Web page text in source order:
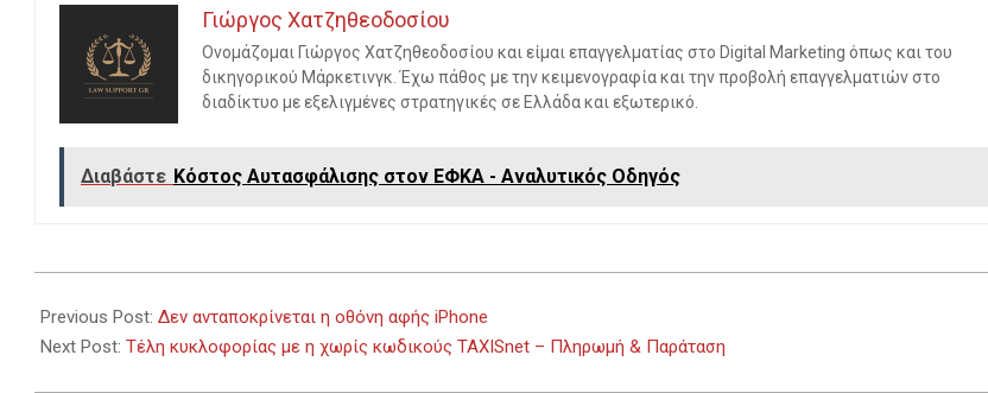
Γιώργος Χατζηθεοδοσίου
Ονομάζομαι Γιώργος Χατζηθεοδοσίου και είμαι επαγγελματίας στο Digital Marketing όπως και του
δικηγορικού Μάρκετινγκ. Έχω πάθος με την κειμενογραφία και την προβολή επαγγελματιών στο
διαδίκτυο με εξελιγμένες στρατηγικές σε Ελλάδα και εξωτερικό.
Διαβάστε Κόστος Αυτασφάλισης στον ΕΦΚΑ - Αναλυτικός Οδηγός
12-
22
Previous Post: Δεν ανταποκρίνεται η οθόνη αφής iPhone
Next Post: Τέλη κυκλοφορίας με η χωρίς κωδικούς TAXISnet – Πληρωμή & Παράταση